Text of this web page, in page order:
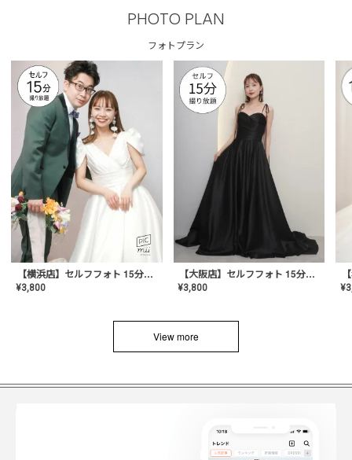
PHOTO PLAN
フォトプラン
【横浜店】セルフフォト 15分撮り放題プラン
¥3,800
【大阪店】セルフフォト 15分撮り放題プラン
¥3,800 ¥
View more